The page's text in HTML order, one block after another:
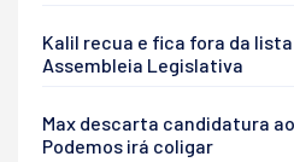
Kalil recua e fica fora da lista
Assembleia Legislativa
Max descarta candidatura
Podemos irá coligar